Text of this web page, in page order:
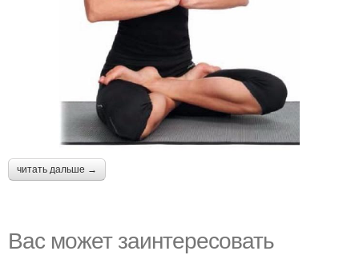
читать дальше →
Вас может заинтересовать